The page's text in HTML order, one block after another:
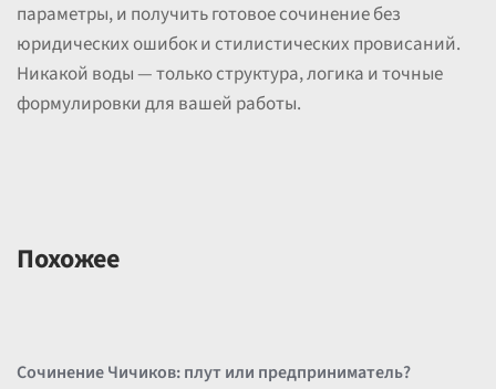
параметры, и получить готовое сочинение без
юридических ошибок и стилистических провисаний.
Никакой воды — только структура, логика и точные
формулировки для вашей работы.
Похожее
Сочинение Чичиков: плут или предприниматель?